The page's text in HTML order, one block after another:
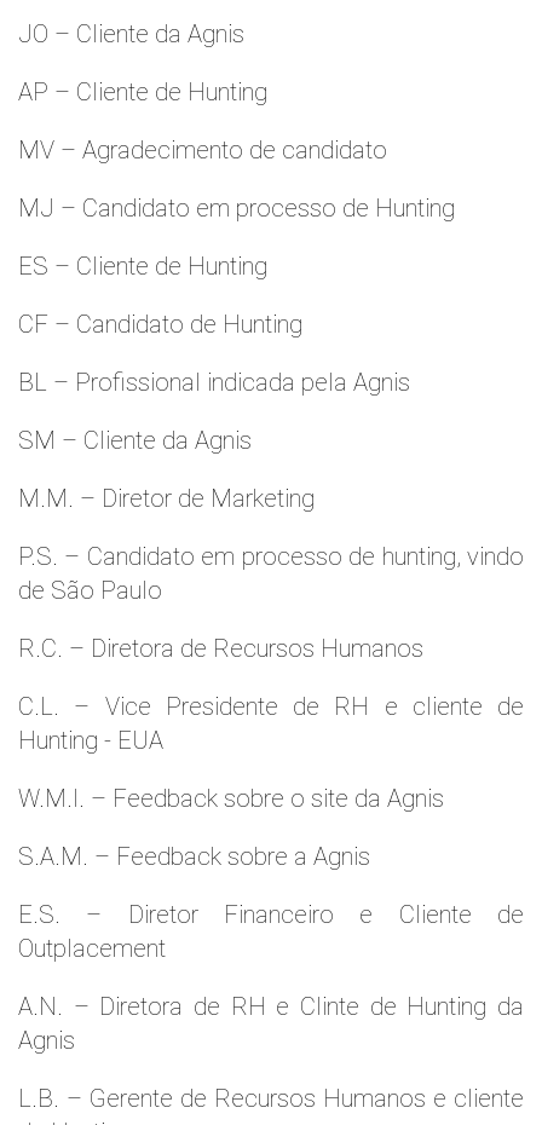
JO – Cliente da Agnis
AP – Cliente de Hunting
MV – Agradecimento de candidato
MJ – Candidato em processo de Hunting
ES – Cliente de Hunting
CF – Candidato de Hunting
BL – Profissional indicada pela Agnis
SM – Cliente da Agnis
M.M. – Diretor de Marketing
P.S. – Candidato em processo de hunting, vindo
de São Paulo
R.C. – Diretora de Recursos Humanos
C.L. – Vice Presidente de RH e cliente de
Hunting - EUA
W.M.l. – Feedback sobre o site da Agnis
S.A.M. – Feedback sobre a Agnis
E.S. – Diretor Financeiro e Cliente de
Outplacement
A.N. – Diretora de RH e Clinte de Hunting da
Agnis
L.B. – Gerente de Recursos Humanos e cliente